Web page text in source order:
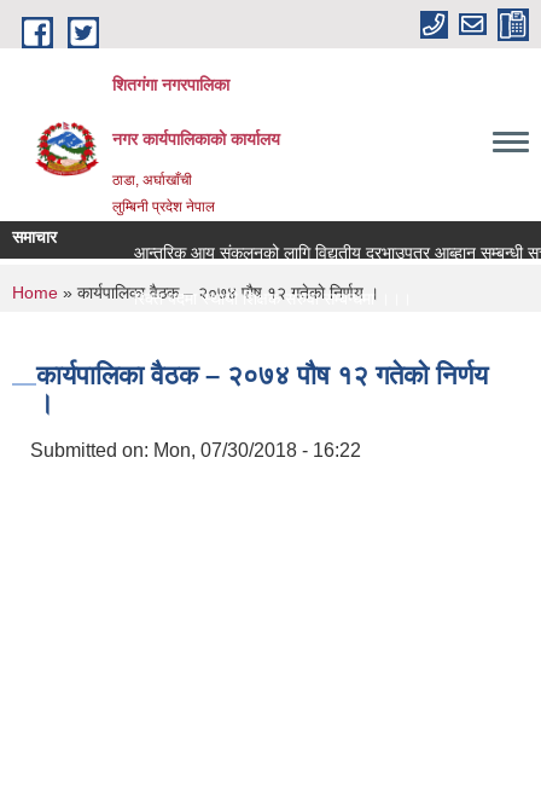
Skip to main content
शितगंगा नगरपालिका
नगर कार्यपालिकाकाे कार्यालय
ठाडा, अर्घाखाँची
लुम्बिनी प्रदेश नेपाल
समाचार
आन्तरिक आय संकलनको लागि विद्युतीय दरभाउपत्र आब्हान सम्बन्धी
रिक्त पदमा स्थायी शिक्षक सरुवा सम्बन्धमा ।।।
You are here
Home » कार्यपालिका वैठक – २०७४ पाैष १२ गतेकाे निर्णय ।
कार्यपालिका वैठक – २०७४ पाैष १२ गतेकाे निर्णय
।
Submitted on: Mon, 07/30/2018 - 16:22